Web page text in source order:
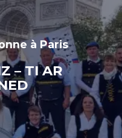
à Paris
– TI AR